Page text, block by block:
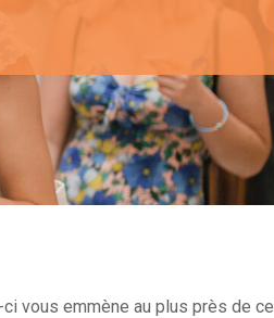
vous emmène au plus près de ce